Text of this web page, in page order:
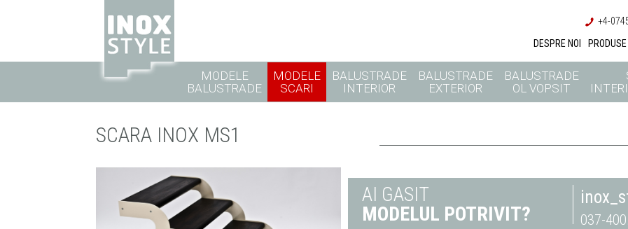
+4-
DESPRE NOI
PRODUSE
MODELE
BALUSTRADE
MODELE
SCARI
BALUSTRADE
INTERIOR
BALUSTRADE
EXTERIOR
BALUSTRADE
OL VOPSIT
SCARA INOX MS1
AI GASIT
MODELUL POTRIVIT?
037-